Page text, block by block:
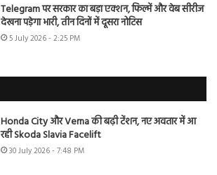
Telegram पर सरकार का बड़ा एक्शन, फिल्में और वेब सीरीज
देखना पड़ेगा भारी, तीन दिनों में दूसरा नोटिस
5 July 2026 - 2:25 PM
Honda City और Verna की बढ़ी टेंशन, नए अवतार में आ
रही Skoda Slavia Facelift
30 July 2026 - 7:48 PM